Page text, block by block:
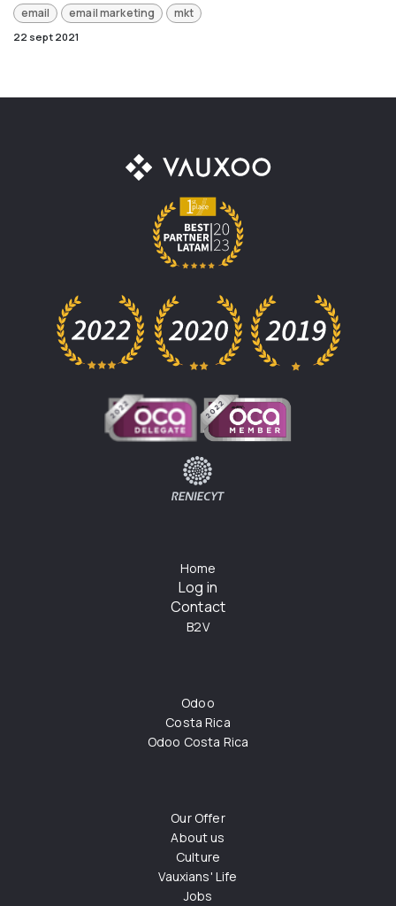
email
email marketing mkt
22 sept 2021
Home
Log in
Contact
B2V
Odoo
Costa Rica
Odoo Costa Rica
Our Offer
About us
Culture
Vauxians' Life
Jobs